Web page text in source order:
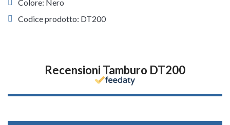
Colore: Nero
Codice prodotto: DT200
Recensioni Tamburo DT200